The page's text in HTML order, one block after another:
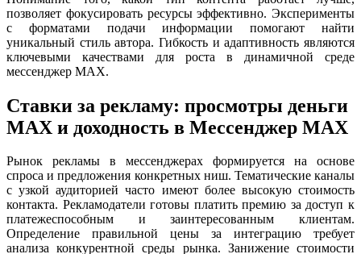
позволяет фокусировать ресурсы эффективно. Эксперименты
с форматами подачи информации помогают найти
уникальный стиль автора. Гибкость и адаптивность являются
ключевыми качествами для роста в динамичной среде
мессенджер MAX.
Ставки за рекламу: просмотры деньги
MAX и доходность в Мессенджер MAX
Рынок рекламы в мессенджерах формируется на основе
спроса и предложения конкретных ниш. Тематические каналы
с узкой аудиторией часто имеют более высокую стоимость
контакта. Рекламодатели готовы платить премию за доступ к
платежеспособным и заинтересованным клиентам.
Определение правильной цены за интеграцию требует
анализа конкурентной среды рынка. Занижение стоимости